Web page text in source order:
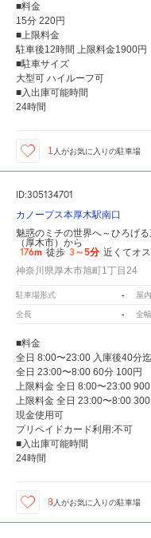
■料金
15分 220円
■上限料金
駐車後12時間 上限料金1900円
■駐車サイズ
大型可 ハイルーフ可
■入出庫可能時間
24時間
1 人がお気に入りの駐車場
ID:305134701
カノープス本厚木駅南口
魅惑のミチの世界へ～ひろげ
（厚木市）から
176m 徒歩 3～5分 近くてオス
神奈川県厚木市旭町1丁目24
駐車場形式 - 屋
全長 - 全幅
■料金
全日 8:00〜23:00 入庫後40分
全日 23:00〜8:00 60分 100円
上限料金 全日 8:00〜23:00
上限料金 全日 23:00〜8:00 300
現金使用可
プリペイドカード利用:不可
■入出庫可能時間
24時間
8人がお気に入りの駐車場